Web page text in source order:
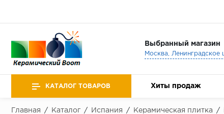
Выбранный магазин
КАТАЛОГ ТОВАРОВ Хиты продаж
Главная / Каталог / Испания / Керамическая плитка /